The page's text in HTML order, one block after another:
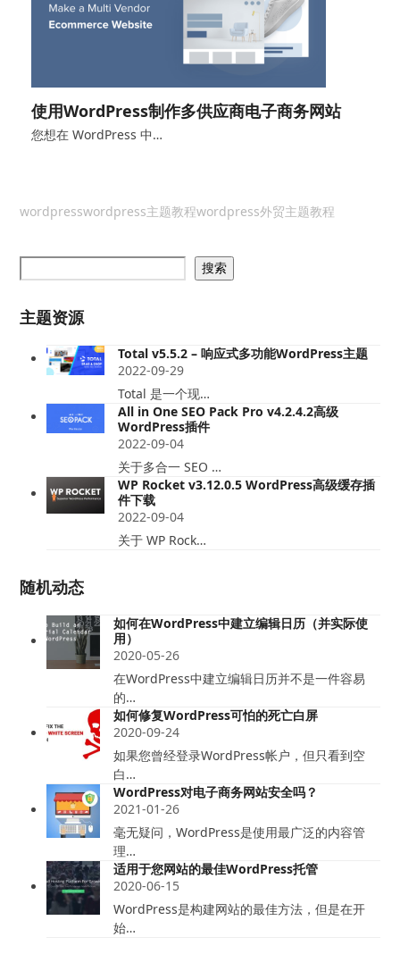
使用WordPress制作多供应商电子商务网站
您想在 WordPress 中…
wordpresswordpress主题教程wordpress外贸主题教程
搜索
主题资源
Total v5.5.2 – 响应式多功能WordPress主题
2022-09-29
Total 是一个现…
All in One SEO Pack Pro v4.2.4.2高级
WordPress插件
2022-09-04
关于多合一 SEO …
WP Rocket v3.12.0.5 WordPress高级缓存插
件下载
2022-09-04
关于 WP Rock…
随机动态
如何在WordPress中建立编辑日历（并实际使
用）
2020-05-26
在WordPress中建立编辑日历并不是一件容易
的…
如何修复WordPress可怕的死亡白屏
2020-09-24
如果您曾经登录WordPress帐户，但只看到空
白…
WordPress对电子商务网站安全吗？
2021-01-26
毫无疑问，WordPress是使用最广泛的内容管
理…
适用于您网站的最佳WordPress托管
2020-06-15
WordPress是构建网站的最佳方法，但是在开
始…